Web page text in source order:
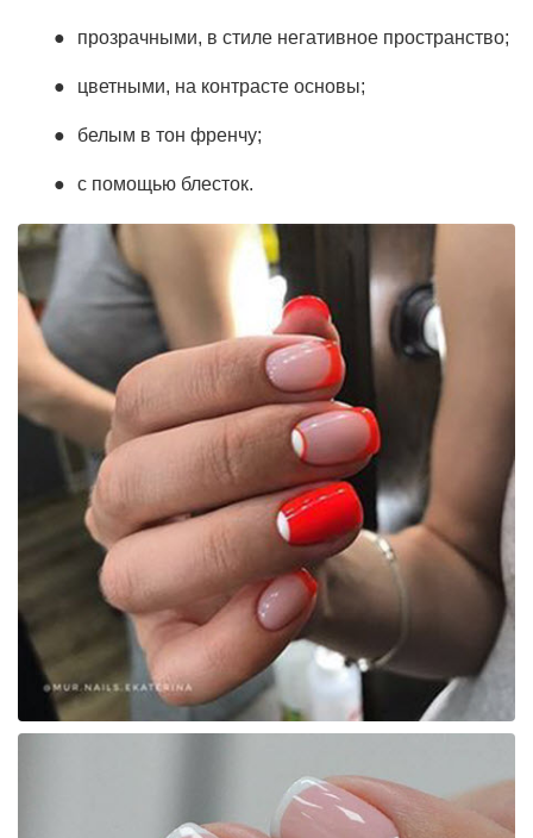
прозрачными, в стиле негативное пространство;
цветными, на контрасте основы;
белым в тон френчу;
с помощью блесток.